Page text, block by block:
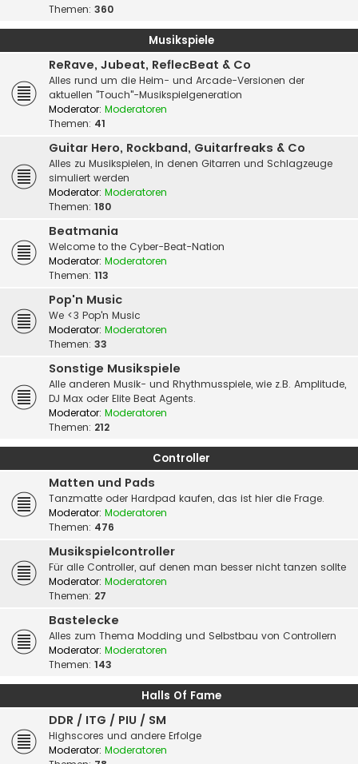
Themen: 360
Musikspiele
ReRave, Jubeat, ReflecBeat & Co
Alles rund um die Heim- und Arcade-Versionen der
aktuellen "Touch"-Musikspielgeneration
Moderator: Moderatoren
Themen: 41
Guitar Hero, Rockband, Guitarfreaks & Co
Alles zu Musikspielen, in denen Gitarren und Schlagzeuge
simuliert werden
Moderator: Moderatoren
Themen: 180
Beatmania
Welcome to the Cyber-Beat-Nation
Moderator: Moderatoren
Themen: 113
Pop'n Music
We <3 Pop'n Music
Moderator: Moderatoren
Themen: 33
Sonstige Musikspiele
Alle anderen Musik- und Rhythmusspiele, wie z.B. Amplitude,
DJ Max oder Elite Beat Agents.
Moderator: Moderatoren
Themen: 212
Controller
Matten und Pads
Tanzmatte oder Hardpad kaufen, das ist hier die Frage.
Moderator: Moderatoren
Themen: 476
Musikspielcontroller
Für alle Controller, auf denen man besser nicht tanzen sollte
Moderator: Moderatoren
Themen: 27
Bastelecke
Alles zum Thema Modding und Selbstbau von Controllern
Moderator: Moderatoren
Themen: 143
Halls Of Fame
DDR / ITG / PIU / SM
Highscores und andere Erfolge
Moderator: Moderatoren